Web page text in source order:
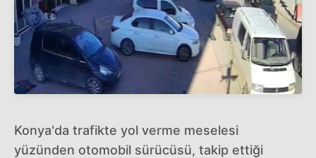
Konya'da trafikte yol verme meselesi
yüzünden otomobil sürücüsü, takip ettiği